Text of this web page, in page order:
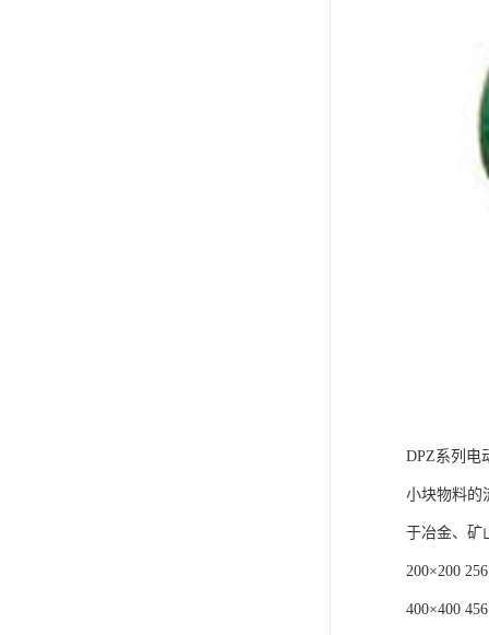
DPZ系列电
小块物料的
于冶金、矿
200×200
400×400